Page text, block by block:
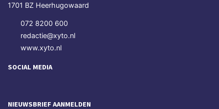
1701 BZ Heerhugowaard
072 8200 600
redactie@xyto.nl
www.xyto.nl
SOCIAL MEDIA
NIEUWSBRIEF AANMELDEN